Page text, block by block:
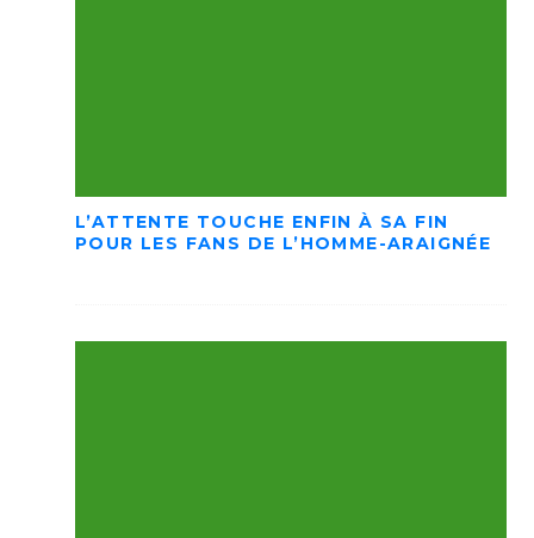
L’ATTENTE TOUCHE ENFIN À SA FIN
POUR LES FANS DE L’HOMME-ARAIGNÉE